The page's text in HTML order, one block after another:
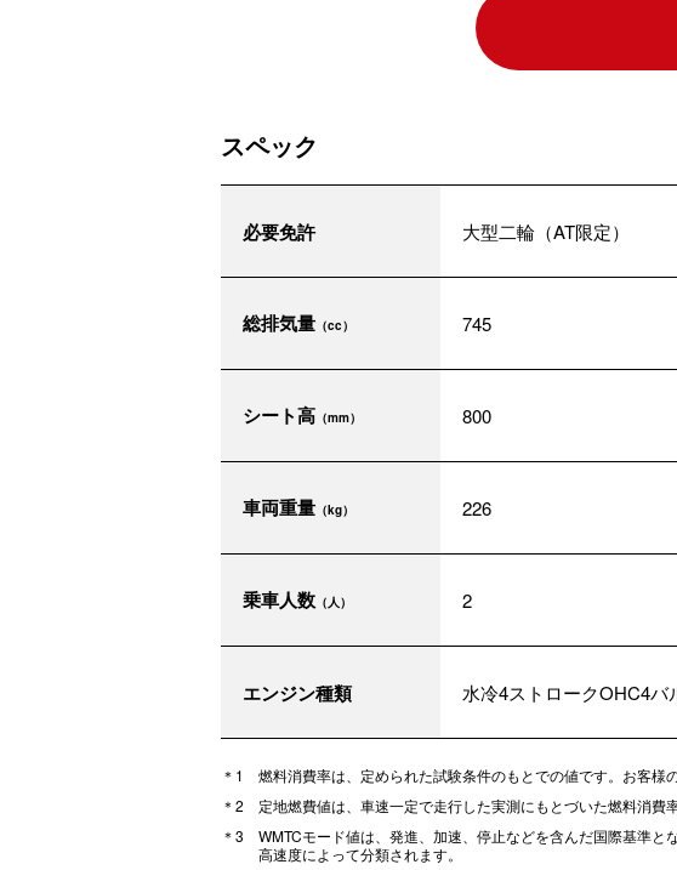
スペック
必要免許 大型二輪（AT限定）
総排気量 （cc） 745
シート高 （mm） 800
車両重量 （kg） 226
乗車人数 （人） 2
エンジン種類 水冷4ストロークOHC4バ
燃料消費率は、定められた試験条件のもとでの値です。お客様
定地燃費値は、車速一定で走行した実測にもとづいた燃料消費率
WMTCモード値は、発進、加速、停止などを含んだ国際基準
高速度によって分類されます。